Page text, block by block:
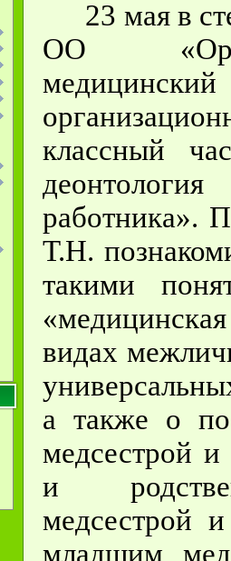
23 мая в
ОО
классный
работника».
Т.Н.
такими
видах
а также о
медсестрой
и
медсестрой
младшим